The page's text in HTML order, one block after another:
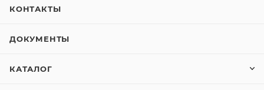
КОНТАКТЫ
ДОКУМЕНТЫ
КАТАЛОГ